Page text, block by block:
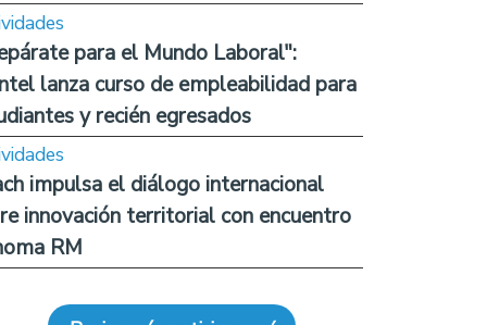
para el Mundo Laboral":
lanza curso de empleabilidad para
y recién egresados
impulsa el diálogo internacional
innovación territorial con encuentro
RM